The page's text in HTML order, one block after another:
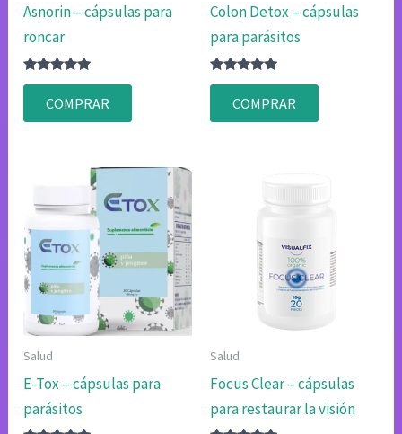
Asnorin – cápsulas para
roncar
Valorado
4.80
de 5
COMPRAR
Colon Detox – cápsulas
para parásitos
Valorado
4.75
de 5
COMPRAR
Salud
E-Tox – cápsulas para
parásitos
Salud
Focus Clear – cápsulas
para restaurar la visión